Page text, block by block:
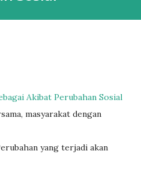
Akibat Perubahan Sosial
masyarakat dengan
yang terjadi akan